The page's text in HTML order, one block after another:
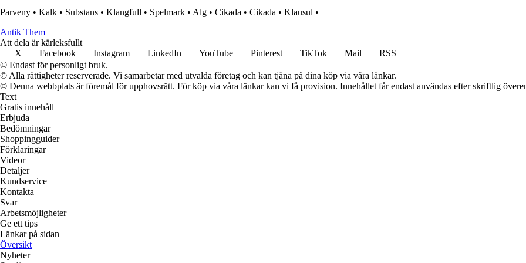
Parveny • Kalk • Substans • Klangfull • Spelmark • Alg • Cikada • Cikada • Klausul •
Antik Them
Att dela är kärleksfullt
X
Facebook Instagram LinkedIn YouTube Pinterest TikTok Mail
RSS
© Endast för personligt bruk.
© Alla rättigheter reserverade. Vi samarbetar med utvalda företag och kan tjäna på dina köp via våra länkar.
© Denna webbplats är föremål för upphovsrätt. För köp via våra länkar kan vi få provision. Innehållet får endast användas efter skriftlig
Text
Gratis innehåll
Erbjuda
Bedömningar
Shoppingguider
Förklaringar
Videor
Detaljer
Kundservice
Kontakta
Svar
Arbetsmöjligheter
Ge ett tips
Länkar på sidan
Översikt
Nyheter